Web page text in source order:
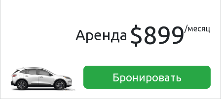
Аренда $899/месяц
Бронировать